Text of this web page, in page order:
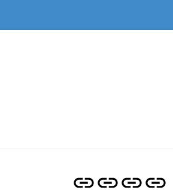
StronaPozycjonowanie
SKLEPBLOG